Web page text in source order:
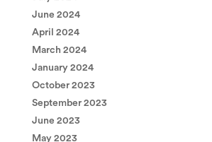
June 2024
April 2024
March 2024
January 2024
October 2023
September 2023
June 2023
May 2023